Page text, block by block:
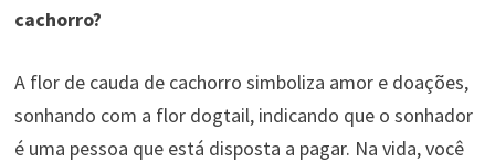
cachorro?
A flor de cauda de cachorro simboliza amor e doações,
sonhando com a flor dogtail, indicando que o sonhador
é uma pessoa que está disposta a pagar. Na vida, você